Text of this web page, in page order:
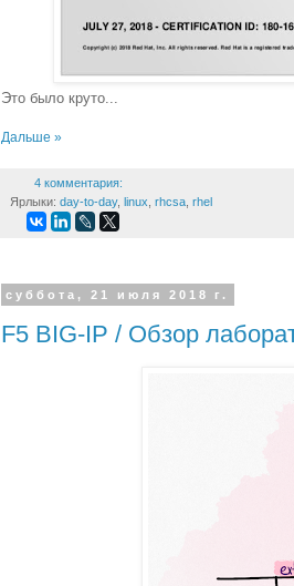
Это было круто...
Дальше »
4 комментария:
Ярлыки: day-to-day, linux rhcsa rhel
суббота, 21 июля 2018 г.
F5 BIG-IP / Обзор